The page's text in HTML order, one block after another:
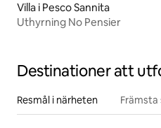
Villa i Pesco Sannita
Uthyrning No Pensier
Destinationer att
Resmål i närheten